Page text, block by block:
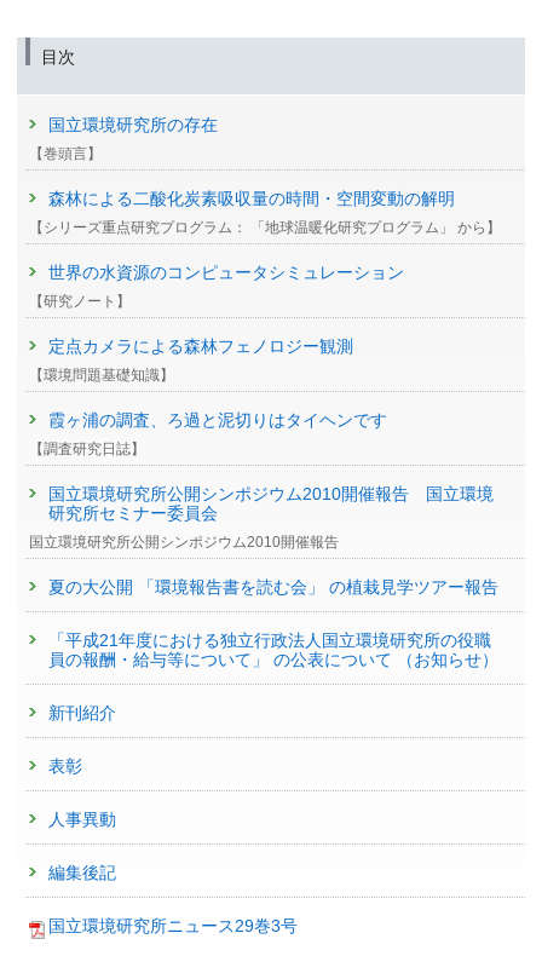
目次
国立環境研究所の存在
【巻頭言】
森林による二酸化炭素吸収量の時間・空間変動の解明
【シリーズ重点研究プログラム： 「地球温暖化研究プログラム」 から】
世界の水資源のコンピュータシミュレーション
【研究ノート】
定点カメラによる森林フェノロジー観測
【環境問題基礎知識】
霞ヶ浦の調査、ろ過と泥切りはタイヘンです
【調査研究日誌】
国立環境研究所公開シンポジウム2010開催報告 国立環境
研究所セミナー委員会
国立環境研究所公開シンポジウム2010開催報告
夏の大公開 「環境報告書を読む会」 の植栽見学ツアー報告
「平成21年度における独立行政法人国立環境研究所の役職
員の報酬・給与等について」 の公表について （お知らせ）
新刊紹介
表彰
人事異動
編集後記
国立環境研究所ニュース29巻3号